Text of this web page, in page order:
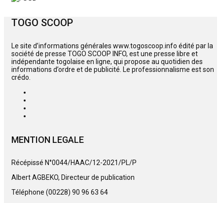
TOGO SCOOP
Le site d’informations générales www.togoscoop.info édité par la
société de presse TOGO SCOOP INFO, est une presse libre et
indépendante togolaise en ligne, qui propose au quotidien des
informations d’ordre et de publicité. Le professionnalisme est son
crédo.
MENTION LEGALE
Récépissé N°0044/HAAC/12-2021/PL/P
Albert AGBEKO, Directeur de publication
Téléphone (00228) 90 96 63 64